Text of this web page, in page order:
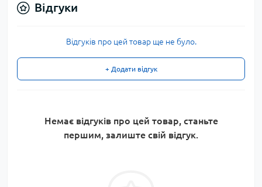
Відгуки
Відгуків про цей товар ще не було.
+ Додати відгук
Немає відгуків про цей товар, станьте
першим, залиште свій відгук.